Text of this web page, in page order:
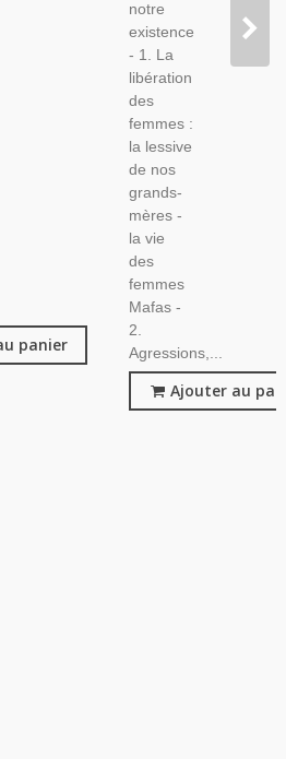
panier
notre
existence
- 1. La
libération
des
femmes :
la lessive
de nos
grands-
mères -
la vie
des
femmes
Mafas -
2.
Agressions,...
Ajouter au